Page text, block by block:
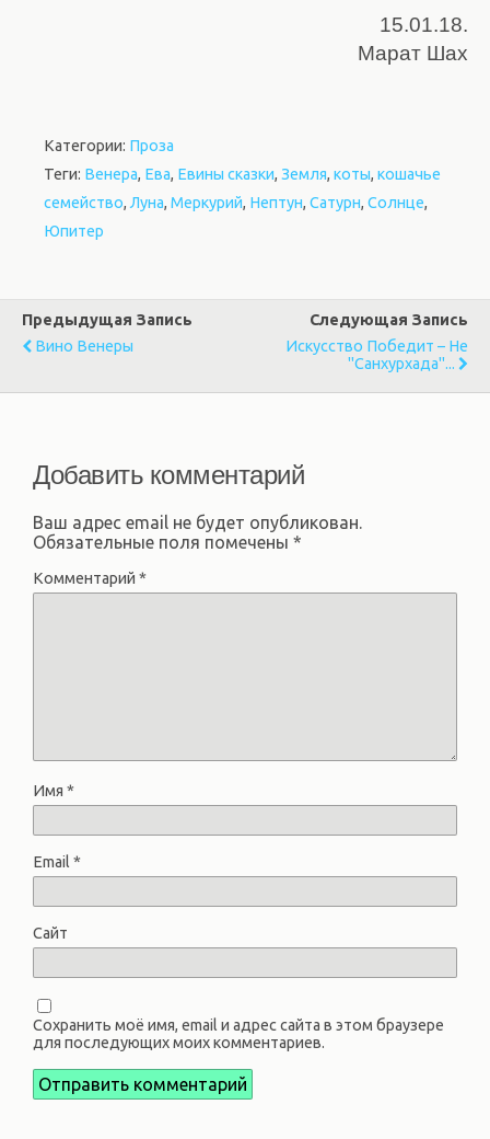
15.01.18.
Марат Шах
Категории: Проза
Теги: Венера, Ева, Евины сказки, Земля, коты, кошачье
семейство, Луна, Меркурий, Нептун, Сатурн, Солнце,
Юпитер
Предыдущая Запись
Вино Венеры
Следующая Запись
Искусство Победит – Не
"санхурхада"...
Добавить комментарий
Ваш адрес email не будет опубликован.
Обязательные поля помечены *
Комментарий *
Имя *
Email *
Сайт
Сохранить моё имя, email и адрес сайта в этом браузере
для последующих моих комментариев.